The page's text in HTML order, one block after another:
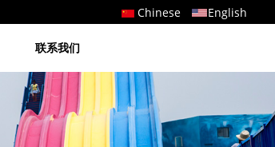
Chinese English
联系我们